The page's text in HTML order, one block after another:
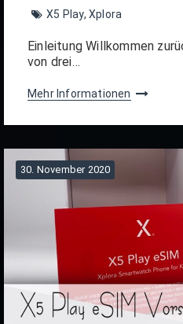
X5 Play,Xplora
Einleitung Willkommen
von drei…
Mehr Informationen
30. November 2020